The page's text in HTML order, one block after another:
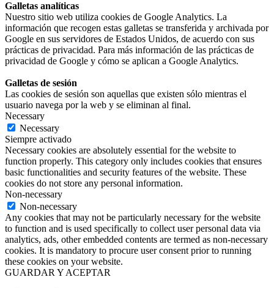
Galletas analíticas
Nuestro sitio web utiliza cookies de Google Analytics. La
información que recogen estas galletas se transferida y archivada por
Google en sus servidores de Estados Unidos, de acuerdo con sus
prácticas de privacidad. Para más información de las prácticas de
privacidad de Google y cómo se aplican a Google Analytics.
Galletas de sesión
Las cookies de sesión son aquellas que existen sólo mientras el
usuario navega por la web y se eliminan al final.
Necessary
Necessary
Siempre activado
Necessary cookies are absolutely essential for the website to
function properly. This category only includes cookies that ensures
basic functionalities and security features of the website. These
cookies do not store any personal information.
Non-necessary
Non-necessary
Any cookies that may not be particularly necessary for the website
to function and is used specifically to collect user personal data via
analytics, ads, other embedded contents are termed as non-necessary
cookies. It is mandatory to procure user consent prior to running
these cookies on your website.
GUARDAR Y ACEPTAR